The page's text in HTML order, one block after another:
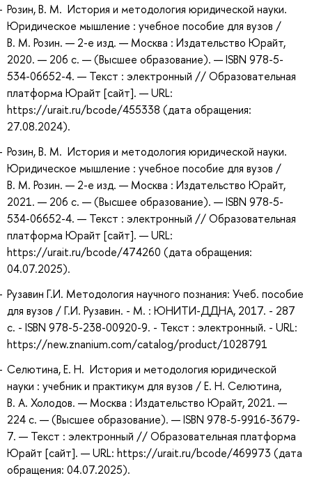
Розин, В. М. История и методология юридической науки.
Юридическое мышление : учебное пособие для вузов /
В. М. Розин. — 2-е изд. — Москва : Издательство Юрайт,
2020. — 206 с. — (Высшее образование). — ISBN 978-5-
534-06652-4. — Текст : электронный // Образовательная
платформа Юрайт [сайт]. — URL:
https://urait.ru/bcode/455338 (дата обращения:
27.08.2024).
Розин, В. М. История и методология юридической науки.
Юридическое мышление : учебное пособие для вузов /
В. М. Розин. — 2-е изд. — Москва : Издательство Юрайт,
2021. — 206 с. — (Высшее образование). — ISBN 978-5-
534-06652-4. — Текст : электронный // Образовательная
платформа Юрайт [сайт]. — URL:
https://urait.ru/bcode/474260 (дата обращения:
04.07.2025).
Рузавин Г.И. Методология научного познания: Учеб. пособие
для вузов / Г.И. Рузавин. - М. : ЮНИТИ-ДДНА, 2017. - 287
с. - ISBN 978-5-238-00920-9. - Текст : электронный. - URL:
https://new.znanium.com/catalog/product/1028791
Селютина, Е. Н. История и методология юридической
науки : учебник и практикум для вузов / Е. Н. Селютина,
В. А. Холодов. — Москва : Издательство Юрайт, 2021. —
224 с. — (Высшее образование). — ISBN 978-5-9916-3679-
7. — Текст : электронный // Образовательная платформа
Юрайт [сайт]. — URL: https://urait.ru/bcode/469973 (дата
обращения: 04.07.2025).